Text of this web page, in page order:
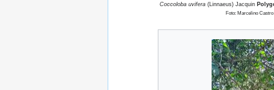
Coccoloba uvifera (Linnaeus) Jacquin
Foto: Marcelino Castro